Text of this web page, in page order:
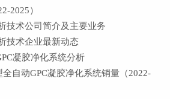
2025）
术公司简介及主要业务
术企业最新动态
凝胶净化系统分析
自动GPC凝胶净化系统销量（2022-